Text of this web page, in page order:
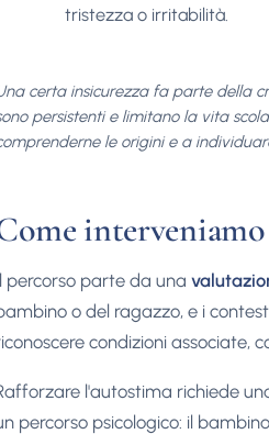
tristezza o irritabilità.
certa insicurezza fa parte della
persistenti e limitano la vita
le origini e a
interveniamo
percorso parte da una
o del ragazzo, e i
condizioni associate,
l'autostima richiede
percorso psicologico: il